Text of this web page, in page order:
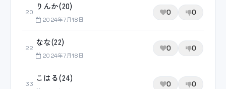
20
りんか(20)
2024年7月18日
0 0
22
なな(22)
2024年7月18日
0 0
33
こはる(24)
0 0